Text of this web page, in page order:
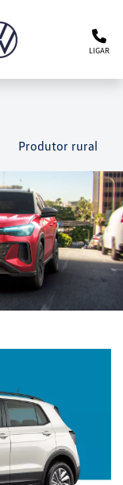
LIGAR
Produtor rural